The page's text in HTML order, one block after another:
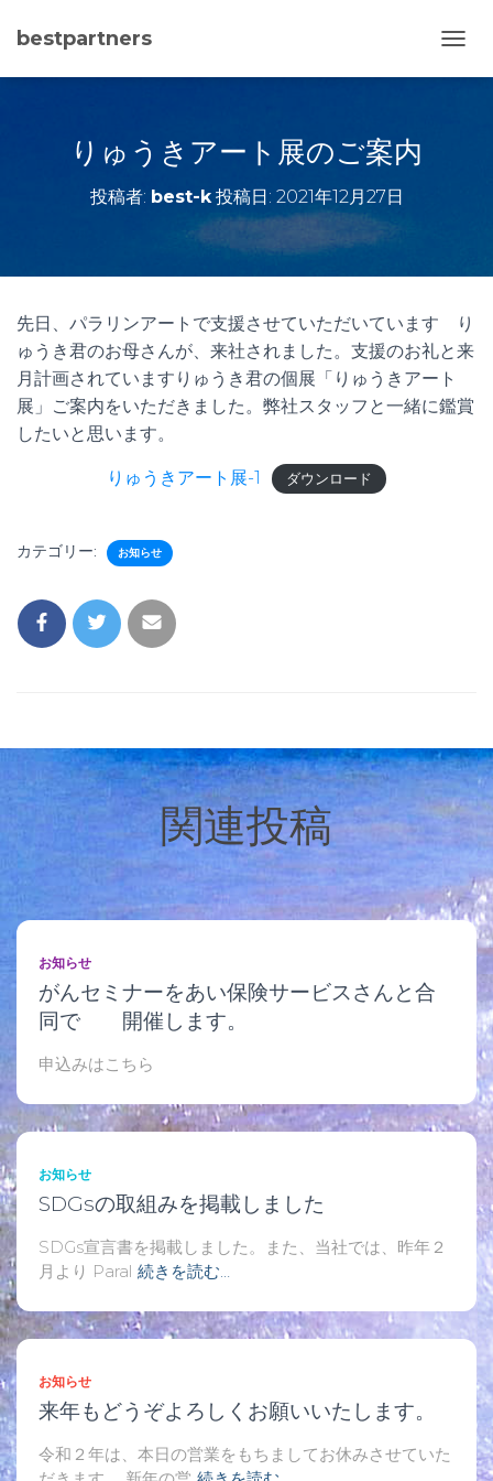
bestpartners
ビ
りゅうきアート展のご案内
投稿者: best-k投稿日: 2021年12月27日
先日、パラリンアートで支援させていただいています り
ゅうき君のお母さんが、来社されました。支援のお礼と来
月計画されていますりゅうき君の個展「りゅうきアート
展」ご案内をいただきました。弊社スタッフと一緒に鑑賞
したいと思います。
りゅうきアート展-1 ダウンロード
カテゴリー: お知らせ
関連投稿
お知らせ
がんセミナーをあい保険サービスさんと合
同で 開催します。
申込みはこちら
お知らせ
SDGsの取組みを掲載しました
SDGs宣言書を掲載しました。また、当社では、昨年２
月より Paral 続きを読む…
お知らせ
来年もどうぞよろしくお願いいたします。
令和２年は、本日の営業をもちましてお休みさせていた